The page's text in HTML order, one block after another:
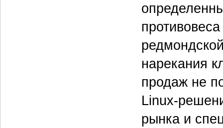
нарекания
продаж не
Linux-
рынка и